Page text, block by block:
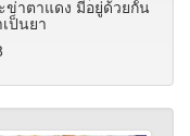
าตาแดง มีอยู่ด้วยกัน
ป็นยา